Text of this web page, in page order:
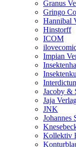
Granus
Gringo
Hannibal
Hinstorff
ICOM
Impian
Jacoby &
Jaja
JNK
Johannes
Kollektiv